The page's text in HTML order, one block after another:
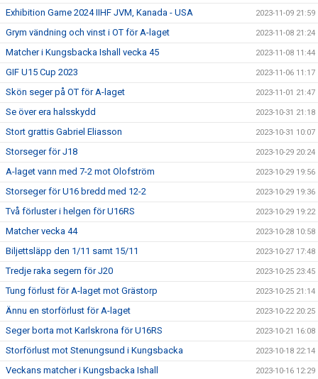
Exhibition Game 2024 IIHF JVM, Kanada - USA 2023-11-09 21:59
Grym vändning och vinst i OT för A-laget 2023-11-08 21:24
Matcher i Kungsbacka Ishall vecka 45 2023-11-08 11:44
GIF U15 Cup 2023 2023-11-06 11:17
Skön seger på OT för A-laget 2023-11-01 21:47
Se över era halsskydd 2023-10-31 21:18
Stort grattis Gabriel Eliasson 2023-10-31 10:07
Storseger för J18 2023-10-29 20:24
A-laget vann med 7-2 mot Olofström 2023-10-29 19:56
Storseger för U16 bredd med 12-2 2023-10-29 19:36
Två förluster i helgen för U16RS 2023-10-29 19:22
Matcher vecka 44 2023-10-28 10:58
Biljettsläpp den 1/11 samt 15/11 2023-10-27 17:48
Tredje raka segern för J20 2023-10-25 23:45
Tung förlust för A-laget mot Grästorp 2023-10-25 21:14
Ännu en storförlust för A-laget 2023-10-22 20:25
Seger borta mot Karlskrona för U16RS 2023-10-21 16:08
Storförlust mot Stenungsund i Kungsbacka 2023-10-18 22:14
Veckans matcher i Kungsbacka Ishall 2023-10-16 12:29